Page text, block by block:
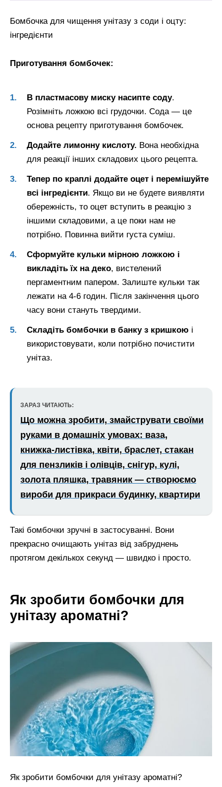
Бомбочка для чищення унітазу з соди і оцту:
інгредієнти
Приготування бомбочек:
В пластмасову миску насипте соду.
Розімніть ложкою всі грудочки. Сода — це
основа рецепту приготування бомбочек.
Додайте лимонну кислоту. Вона необхідна
для реакції інших складових цього рецепта.
Тепер по краплі додайте оцет і перемішуйте
всі інгредієнти. Якщо ви не будете виявляти
обережність, то оцет вступить в реакцію з
іншими складовими, а це поки нам не
потрібно. Повинна вийти густа суміш.
Сформуйте кульки мірною ложкою і
викладіть їх на деко, вистелений
пергаментним папером. Залиште кульки так
лежати на 4-6 годин. Після закінчення цього
часу вони стануть твердими.
Складіть бомбочки в банку з кришкою і
використовувати, коли потрібно почистити
унітаз.
ЗАРАЗ ЧИТАЮТЬ:
Що можна зробити, змайструвати своїми
руками в домашніх умовах: ваза,
книжка-листівка, квіти, браслет, стакан
для пензликів і олівців, снігур, кулі,
золота пляшка, травяник — створюємо
вироби для прикраси будинку, квартири
Такі бомбочки зручні в застосуванні. Вони
прекрасно очищають унітаз від забруднень
протягом декількох секунд — швидко і просто.
Як зробити бомбочки для
унітазу ароматні?
Як зробити бомбочки для унітазу ароматні?